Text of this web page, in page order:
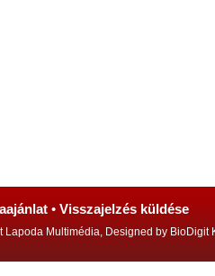
• Visszajelzés küldése
Multimédia, Designed by BioDigit